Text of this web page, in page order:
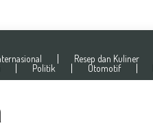
Resep dan Kuliner
Politik Otomotif